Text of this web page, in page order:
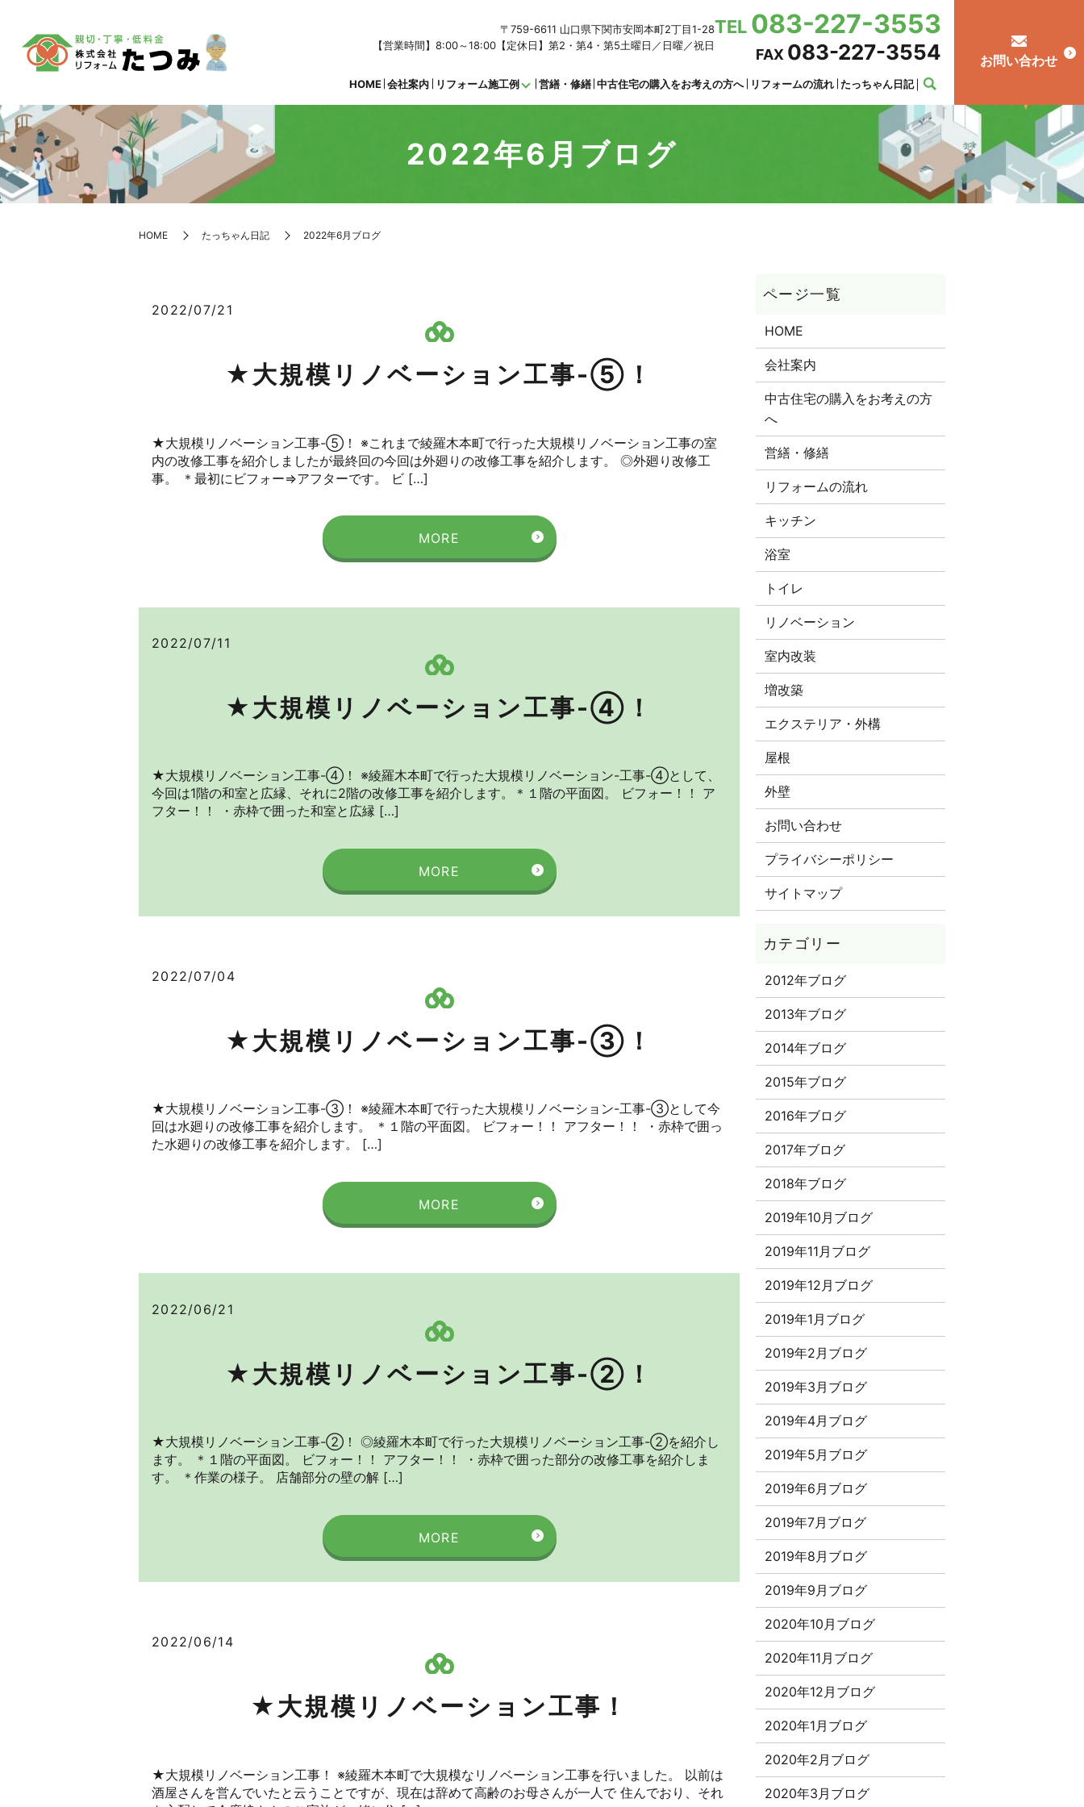
HOME 会社案内 リフォーム施工例 営繕・修繕 中古住宅の購入をお考えの方へ リフォームの流れ たっちゃん日記
お問い合わせ
〒759-6611 山口県下関市安岡本町2丁目1-28
【営業時間】8:00～18:00【定休日】第2・第4・第5土曜日／日曜／祝日
TEL 083-227-3553
FAX 083-227-3554
2022年6月ブログ
HOME たっちゃん日記 2022年6月ブログ
2022/07/21
★大規模リノベーション工事-⑤！
★大規模リノベーション工事-⑤！ ※これまで綾羅木本町で行った大規模リノベーション工事の室
内の改修工事を紹介しましたが最終回の今回は外廻りの改修工事を紹介します。 ◎外廻り改修工
事。 ＊最初にビフォー⇒アフターです。 ビ […]
MORE
2022/07/11
★大規模リノベーション工事-④！
★大規模リノベーション工事-④！ ※綾羅木本町で行った大規模リノベーション-工事-④として、
今回は1階の和室と広縁、それに2階の改修工事を紹介します。＊１階の平面図。 ビフォー！！ ア
フター！！ ・赤枠で囲った和室と広縁 […]
MORE
2022/07/04
★大規模リノベーション工事-③！
★大規模リノベーション工事-③！ ※綾羅木本町で行った大規模リノベーション-工事-③として今
回は水廻りの改修工事を紹介します。 ＊１階の平面図。 ビフォー！！ アフター！！ ・赤枠で囲っ
た水廻りの改修工事を紹介します。 […]
MORE
2022/06/21
★大規模リノベーション工事-②！
★大規模リノベーション工事-②！ ◎綾羅木本町で行った大規模リノベーション工事-②を紹介し
ます。 ＊１階の平面図。 ビフォー！！ アフター！！ ・赤枠で囲った部分の改修工事を紹介しま
す。 ＊作業の様子。 店舗部分の壁の解 […]
MORE
2022/06/14
★大規模リノベーション工事！
★大規模リノベーション工事！ ※綾羅木本町で大規模なリノベーション工事を行いました。 以前は
酒屋さんを営んでいたと云うことですが、現在は辞めて高齢のお母さんが一人で 住んでおり、それ
HOME
会社案内
中古住宅の購入をお考えの方
へ
営繕・修繕
リフォームの流れ
キッチン
浴室
トイレ
リノベーション
室内改装
増改築
エクステリア・外構
屋根
外壁
お問い合わせ
プライバシーポリシー
サイトマップ
2012年ブログ
2013年ブログ
2014年ブログ
2015年ブログ
2016年ブログ
2017年ブログ
2018年ブログ
2019年10月ブログ
2019年11月ブログ
2019年12月ブログ
2019年1月ブログ
2019年2月ブログ
2019年3月ブログ
2019年4月ブログ
2019年5月ブログ
2019年6月ブログ
2019年7月ブログ
2019年8月ブログ
2019年9月ブログ
2020年10月ブログ
2020年11月ブログ
2020年12月ブログ
2020年1月ブログ
2020年2月ブログ
2020年3月ブログ